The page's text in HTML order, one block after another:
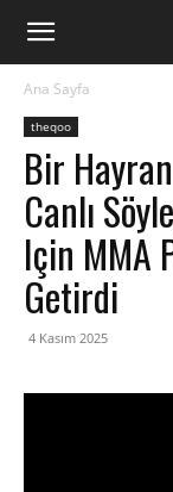
Ana Sayfa
theqoo
Bir
Canlı
Için MMA
Getirdi
4 Kasım 2025